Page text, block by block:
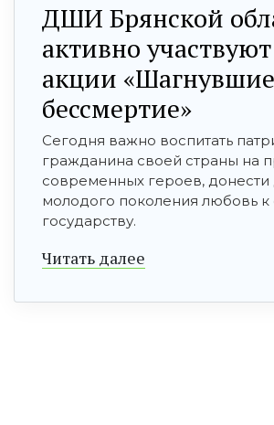
ДШИ Брянской
активно
акции
бессмертие»
Сегодня важно воспитать
гражданина своей страны на
современных героев, донести
молодого поколения любовь к
государству.
Читать далее